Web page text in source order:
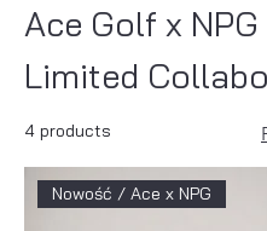
Ace Golf x NPG
Limited
4 products
Nowość / Ace x NPG